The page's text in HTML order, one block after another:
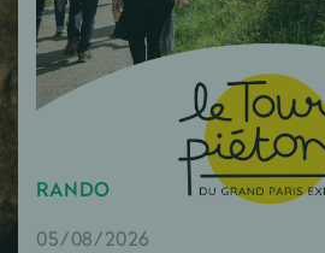
RANDO
05/08/2026